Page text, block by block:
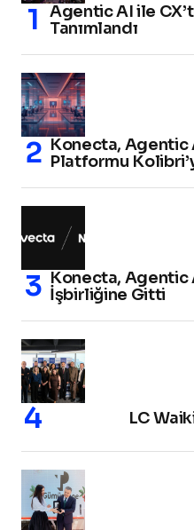
Agentic AI ile
Tanımlandı
Konecta, Agentic
Platformu
Konecta, Agentic
İşbirliğine Gitti
LC